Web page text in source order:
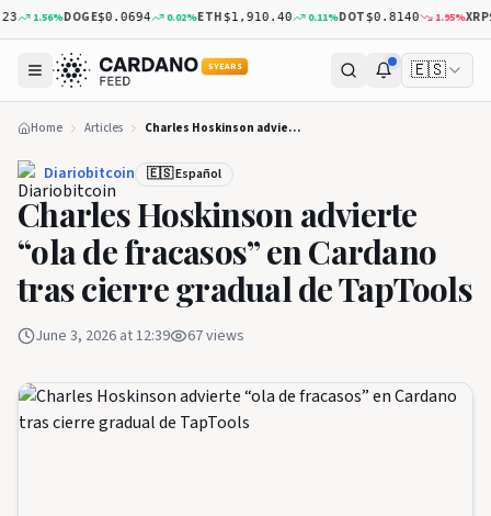
1.56%DOGE$0.0694 0.02%ETH$1,910.40 0.11%DOT$0.8140 1.95%XRP
5 YEARS 🇪🇸
Home Articles Charles Hoskinson advierte “ola de fracasos” en Cardano tras cierre gradual de TapTools
Diariobitcoin 🇪🇸 Español
Charles Hoskinson advierte
“ola de fracasos” en Cardano
tras cierre gradual de TapTools
June 3, 2026 at 12:39 67views